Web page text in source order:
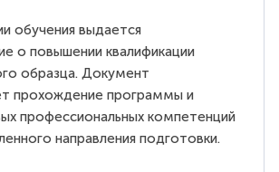
обучения выдается
о повышении квалификации
образца. Документ
прохождение программы и
профессиональных компетенций
направления подготовки.